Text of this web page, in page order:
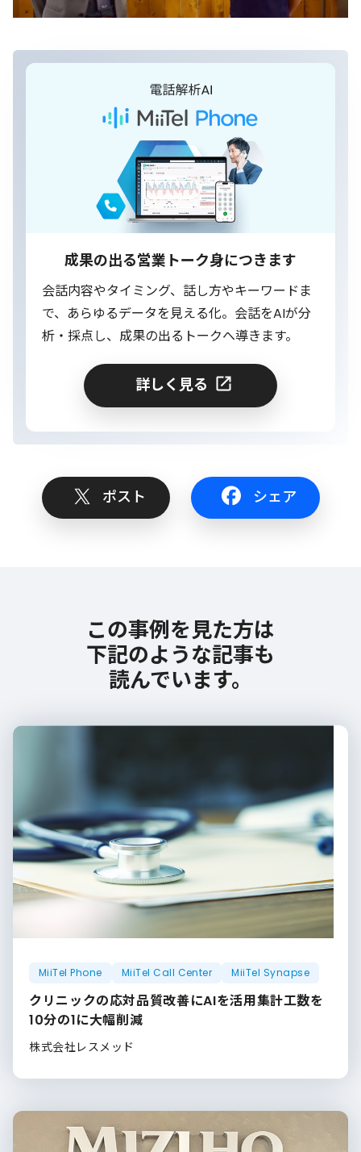
成果の出る営業トーク身につきます
会話内容やタイミング、話し方やキーワードま
で、あらゆるデータを見える化。会話をAIが分
析・採点し、成果の出るトークへ導きます。
詳しく見る
ポスト シェア
この事例を見た方は
下記のような記事も
読んでいます。
MiiTel Phone MiiTel Call Center MiiTel Synapse
クリニックの応対品質改善にAIを活用集計工数を
10分の1に大幅削減
株式会社レスメッド